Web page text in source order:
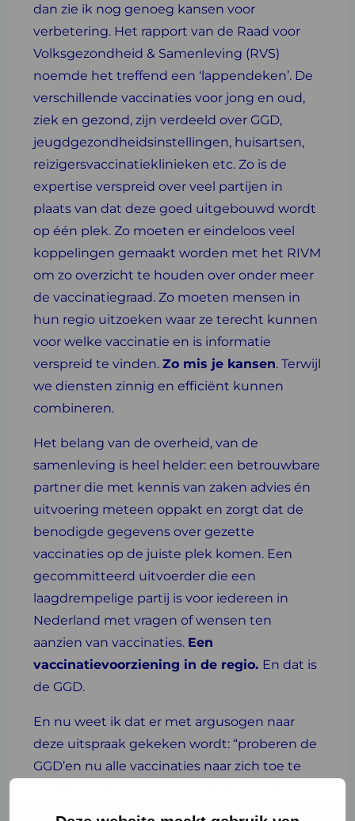
dan zie ik nog genoeg kansen voor
verbetering. Het rapport van de Raad voor
Volksgezondheid & Samenleving (RVS)
noemde het treffend een ‘lappendeken’. De
verschillende vaccinaties voor jong en oud,
ziek en gezond, zijn verdeeld over GGD,
jeugdgezondheidsinstellingen, huisartsen,
reizigersvaccinatieklinieken etc. Zo is de
expertise verspreid over veel partijen in
plaats van dat deze goed uitgebouwd wordt
op één plek. Zo moeten er eindeloos veel
koppelingen gemaakt worden met het RIVM
om zo overzicht te houden over onder meer
de vaccinatiegraad. Zo moeten mensen in
hun regio uitzoeken waar ze terecht kunnen
voor welke vaccinatie en is informatie
verspreid te vinden. Zo mis je kansen. Terwijl
we diensten zinnig en efficiënt kunnen
combineren.
Het belang van de overheid, van de
samenleving is heel helder: een betrouwbare
partner die met kennis van zaken advies én
uitvoering meteen oppakt en zorgt dat de
benodigde gegevens over gezette
vaccinaties op de juiste plek komen. Een
gecommitteerd uitvoerder die een
laagdrempelige partij is voor iedereen in
Nederland met vragen of wensen ten
aanzien van vaccinaties. Een
vaccinatievoorziening in de regio. En dat is
de GGD.
En nu weet ik dat er met argusogen naar
deze uitspraak gekeken wordt: “proberen de
GGD’en nu alle vaccinaties naar zich toe te